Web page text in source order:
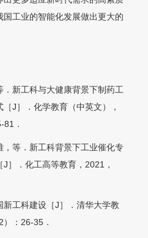
工业的智能化发展做出更大的
．新工科与大健康背景下制药工
J］．化学教育（中英文），
．
，等．新工科背景下工业催化专
］．化工高等教育，2021，
工科建设［J］．清华大学教
：26-35．